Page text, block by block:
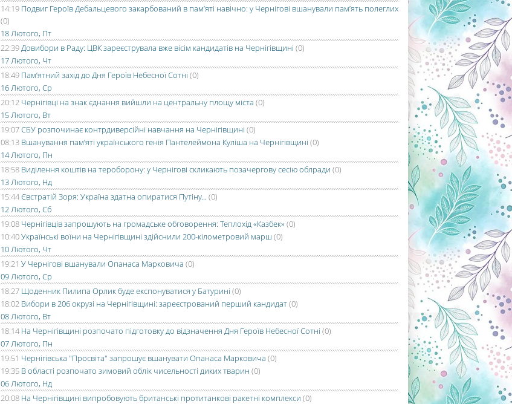
14:19 Подвиг Героїв Дебальцевого закарбований в пам’яті навічно: у Чернігові вшанували пам’ять полеглих
(0)
18 Лютого, Пт
22:39Довибори в Раду: ЦВК зареєструвала вже вісім кандидатів на Чернігівщині (0)
17 Лютого, Чт
18:49 Пам’ятний захід до Дня Героїв Небесної Сотні (0)
16 Лютого, Ср
20:12 Чернігівці на знак єднання вийшли на центральну площу міста (0)
15 Лютого, Вт
19:07СБУ розпочинає контрдиверсійні навчання на Чернігівщині (0)
08:13 Вшанування пам’яті українського генія Пантелеймона Куліша на Чернігівщині (0)
14 Лютого, Пн
18:58 Виділення коштів на тероборону: у Чернігові скликають позачергову сесію облради (0)
13 Лютого, Нд
15:44Євстратій Зоря: Україна здатна опиратися Путіну... (0)
12 Лютого, Сб
19:08 Чернігівців запрошують на громадське обговорення: Теплохід «Казбек» (0)
10:40Українські воїни на Чернігівщині здійснили 200-кілометровий марш (0)
10 Лютого, Чт
19:21 У Чернігові вшанували Опанаса Марковича (0)
09 Лютого, Ср
18:27 Щоденник Пилипа Орлик буде експонуватися у Батурині (0)
18:02 Вибори в 206 окрузі на Чернігівщині: зареєстрований перший кандидат(0)
08 Лютого, Вт
18:14 На Чернігівщині розпочато підготовку до відзначення Дня Героїв Небесної Сотні (0)
07 Лютого, Пн
19:51 Чернігівська "Просвіта" запрошує вшанувати Опанаса Марковича (0)
19:35 В області розпочато зимовий облік чисельності диких тварин (0)
06 Лютого, Нд
20:08 На Чернігівщині випробовують британські протитанкові ракетні комплекси (0)